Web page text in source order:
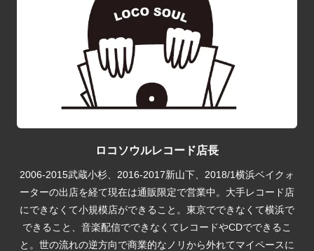
ロコソウルレコード店長
2006-2015武蔵小杉、2016-2017新山下、2018/1横浜ベイクォ
ーターの出店を経て現在は通販限定で営業中。大手レコード店
にできなくて小規模店ができること。東京でできなくて横浜で
できること、音楽配信でできなくてレコードやCDでできるこ
と。世の流れの逆方向で商業的なノリから外れてマイペースに